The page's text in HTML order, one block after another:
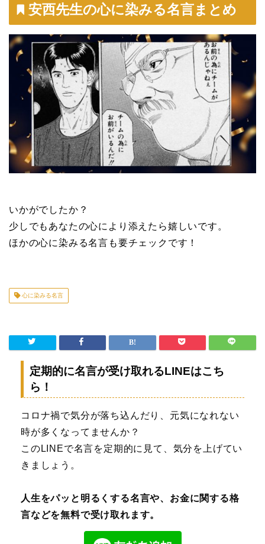
安西先生の心に染みる名言まとめ
いかがでしたか？
少しでもあなたの心により添えたら嬉しいです。
ほかの心に染みる名言も要チェックです！
心に染みる名言
定期的に名言が受け取れるLINEはこち
ら！
コロナ禍で気分が落ち込んだり、元気になれない
時が多くなってませんか？
このLINEで名言を定期的に見て、気分を上げてい
きましょう。
人生をパッと明るくする名言や、お金に関する格
言などを無料で受け取れます。